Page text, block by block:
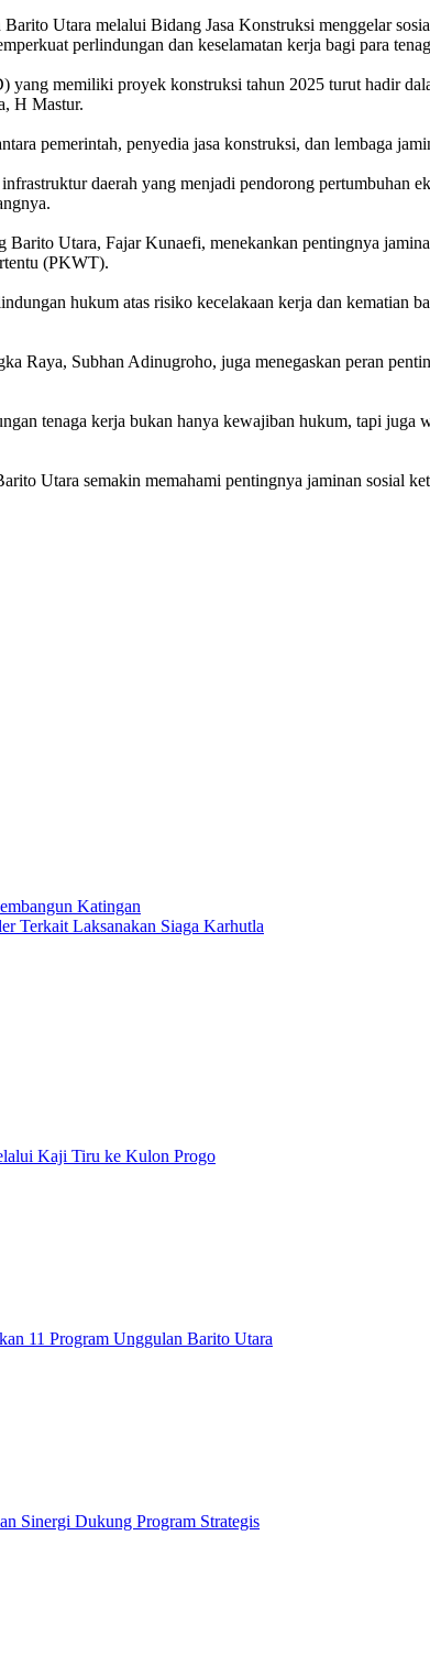
Utara melalui Bidang Jasa Konstruksi menggelar
perlindungan dan keselamatan kerja bagi para
yang memiliki proyek konstruksi tahun 2025 turut hadir
H Mastur.
pemerintah, penyedia jasa konstruksi, dan lembaga
daerah yang menjadi pendorong pertumbuhan
Barito Utara, Fajar Kunaefi, menekankan pentingnya
(PKWT).
hukum atas risiko kecelakaan kerja dan kematian
Raya, Subhan Adinugroho, juga menegaskan peran
tenaga kerja bukan hanya kewajiban hukum, tapi juga
Utara semakin memahami pentingnya jaminan sosial
Katingan
Terkait Laksanakan Siaga Karhutla
Kaji Tiru ke Kulon Progo
11 Program Unggulan Barito Utara
Sinergi Dukung Program Strategis